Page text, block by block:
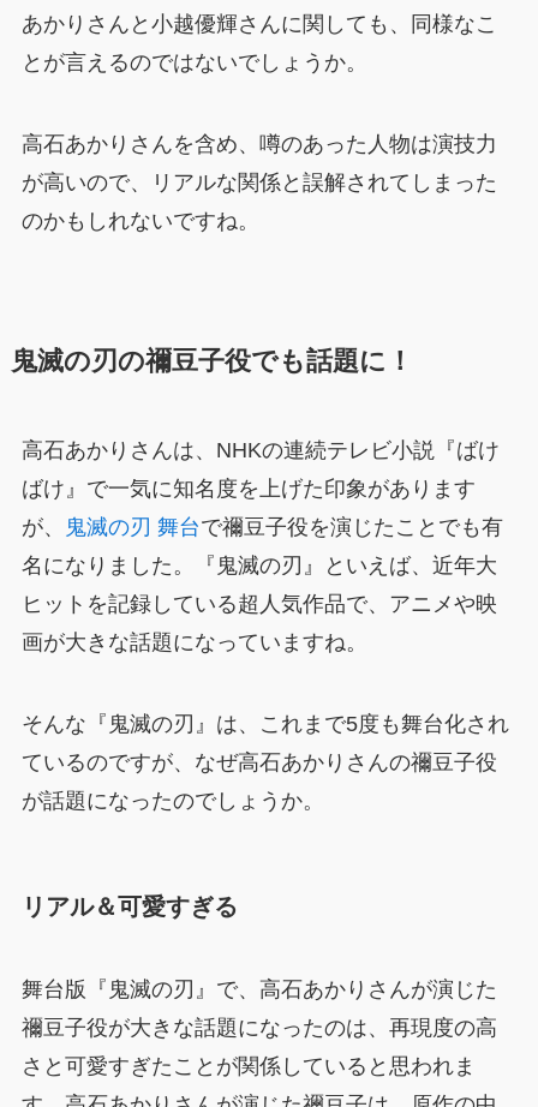
あかりさんと小越優輝さんに関しても、同様なこ
とが言えるのではないでしょうか。
高石あかりさんを含め、噂のあった人物は演技力
が高いので、リアルな関係と誤解されてしまった
のかもしれないですね。
鬼滅の刃の禰豆子役でも話題に！
高石あかりさんは、NHKの連続テレビ小説『ばけ
ばけ』で一気に知名度を上げた印象があります
が、
鬼滅の刃 舞台で禰豆子役を演じたことでも有
名になりました。『鬼滅の刃』といえば、近年大
ヒットを記録している超人気作品で、アニメや映
画が大きな話題になっていますね。
そんな『鬼滅の刃』は、これまで5度も舞台化され
ているのですが、なぜ高石あかりさんの禰豆子役
が話題になったのでしょうか。
リアル＆可愛すぎる
舞台版『鬼滅の刃』で、高石あかりさんが演じた
禰豆子役が大きな話題になったのは、再現度の高
さと可愛すぎたことが関係していると思われま